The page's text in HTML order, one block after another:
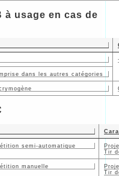
à usage en cas de
dans les autres catégories
semi-automatique
Tir
manuelle
Tir